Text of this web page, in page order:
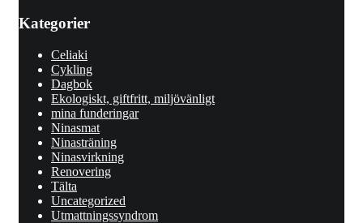
Kategorier
Celiaki
Cykling
Dagbok
Ekologiskt, giftfritt, miljövänligt
mina funderingar
Ninasmat
Ninasträning
Ninasvirkning
Renovering
Tälta
Uncategorized
Utmattningssyndrom